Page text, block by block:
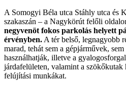
A Somogyi Béla utca Stáhly utca és
szakaszán – a Nagykörút felőli
negyvenöt fokos parkolás helyett
érvényben. A tér belső, legnagyobb
marad, tehát sem a gépjárművek,
használhatják, illetve a
járdafelületen, valamint a
felújítási munkákat.